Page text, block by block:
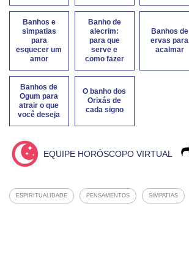
Banhos e
simpatias
para
esquecer um
amor
Banho de
alecrim:
para que
serve e
como fazer
Banhos de
ervas para
acalmar
Banhos de
Ogum para
atrair o que
você deseja
O banho dos
Orixás de
cada signo
EQUIPE HORÓSCOPO VIRTUAL
ESPIRITUALIDADE PENSAMENTOS SIMPATIAS